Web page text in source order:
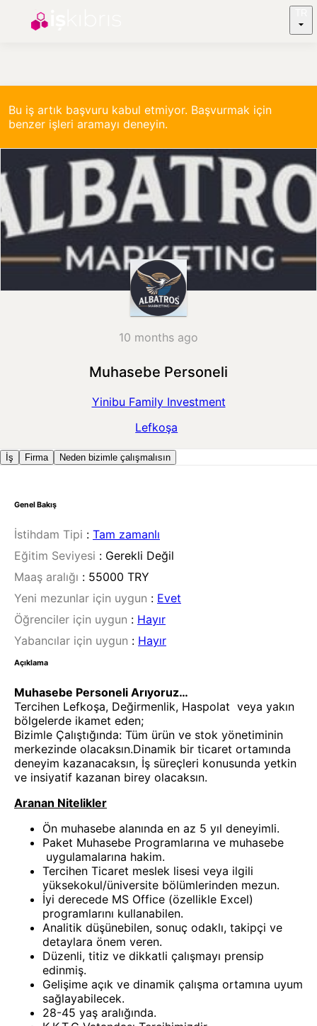
Bu iş artık başvuru kabul etmiyor. Başvurmak için
benzer işleri aramayı deneyin.
10 months ago
Muhasebe Personeli
Yinibu Family Investment
Lefkoşa
İş Firma Neden bizimle çalışmalısın
Genel Bakış
İstihdam Tipi : Tam zamanlı
Eğitim Seviyesi : Gerekli Değil
Maaş aralığı : 55000 TRY
Yeni mezunlar için uygun : Evet
Öğrenciler için uygun : Hayır
Yabancılar için uygun : Hayır
Açıklama
Muhasebe Personeli Arıyoruz…
Tercihen Lefkoşa, Değirmenlik, Haspolat veya yakın
bölgelerde ikamet eden;
Bizimle Çalıştığında: Tüm ürün ve stok yönetiminin
merkezinde olacaksın.Dinamik bir ticaret ortamında
deneyim kazanacaksın, İş süreçleri konusunda yetkin
ve insiyatif kazanan birey olacaksın.
Aranan Nitelikler
⁠Ön muhasebe alanında en az 5 yıl deneyimli.
⁠Paket Muhasebe Programlarına ve muhasebe
uygulamalarına hakim.
Tercihen Ticaret meslek lisesi veya ilgili
yüksekokul/üniversite bölümlerinden mezun.
İyi derecede MS Office (özellikle Excel)
programlarını kullanabilen.
Analitik düşünebilen, sonuç odaklı, takipçi ve
detaylara önem veren.
Düzenli, titiz ve dikkatli çalışmayı prensip
edinmiş.
Gelişime açık ve dinamik çalışma ortamına uyum
sağlayabilecek.
28-45 yaş aralığında.